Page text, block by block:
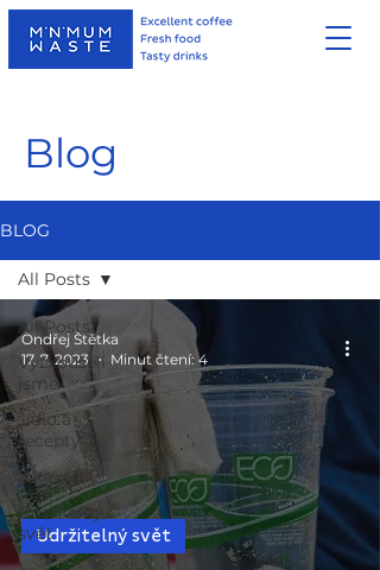
Blog
BLOG
All Posts
Vyzkoušeli
jsme
Jídlo a
recepty
Z kavárny
Udržitelný
svět
All Posts
Udržitelný svět
Ondřej Štětka
17. 7. 2023
Minut čtení: 4